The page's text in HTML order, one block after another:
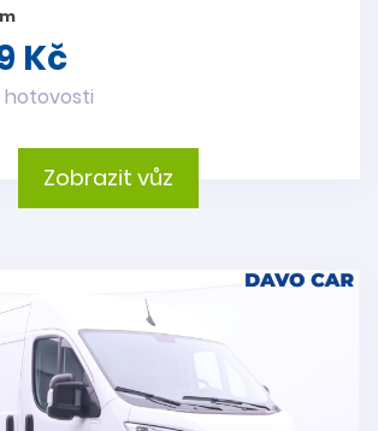
Kč
hotovosti
Zobrazit vůz